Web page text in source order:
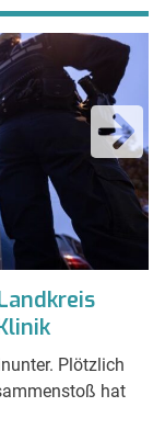
Plötzlich
hat